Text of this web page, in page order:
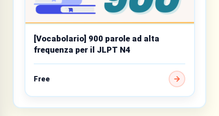
[Vocabolario] 900 parole ad alta
frequenza per il JLPT N4
Free